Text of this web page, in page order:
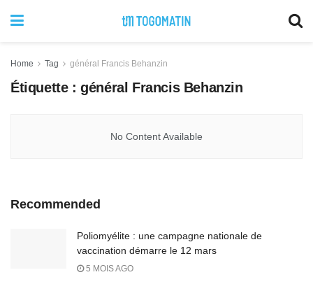
Home Tag général Francis Behanzin
Étiquette :général Francis Behanzin
No Content Available
Recommended
Poliomyélite : une campagne nationale de
vaccination démarre le 12 mars
5 MOIS AGO